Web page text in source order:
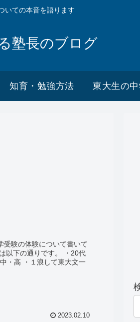
いての本音を語ります
塾長のブログ
知育・勉強方法 東大生の
受験の体験について書いて
以下の通りです。 ・20代
・高 ・１浪して東大文一
2023.02.10